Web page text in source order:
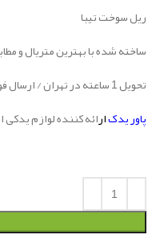
ریل سوخت تیبا
ساخته شده با بهترین متریال و
تحویل 1 ساعته در تهران / ارسال فوری به شهرستان
پاور یدکارائه کننده لوازم